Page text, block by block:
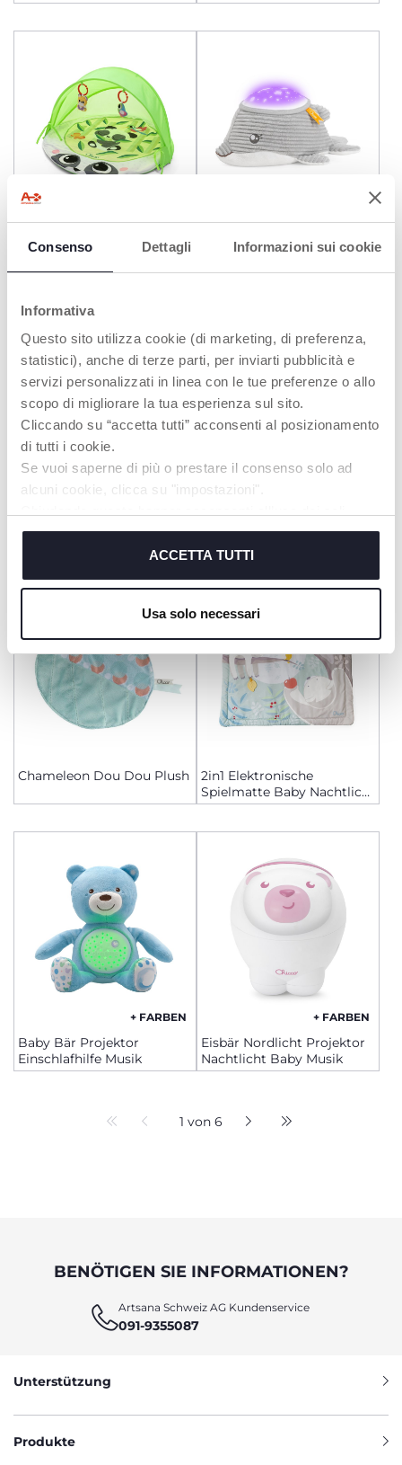
Consenso Dettagli Informazioni sui cookie
Informativa
Questo sito utilizza cookie (di marketing, di preferenza,
statistici), anche di terze parti, per inviarti pubblicità e
servizi personalizzati in linea con le tue preferenze o allo
scopo di migliorare la tua esperienza sul sito.
Cliccando su “accetta tutti” acconsenti al posizionamento
di tutti i cookie.
Se vuoi saperne di più o prestare il consenso solo ad
alcuni cookie, clicca su "impostazioni".
cookie tecnici, indispensabili per fruire del servizio
ACCETTA TUTTI
Usa solo necessari
Spielmatte mit Dach Baby
Delfin Gute Nacht
Einschlafhilfe
+ FARBEN
Chameleon Dou Dou Plush
2in1 Elektronische
Spielmatte Baby Nachtlicht
Musik
+ FARBEN
Baby Bär Projektor
Einschlafhilfe Musik
+ FARBEN
Eisbär Nordlicht Projektor
Nachtlicht Baby Musik
1 von 6
BENÖTIGEN SIE INFORMATIONEN?
Artsana Schweiz AG Kundenservice
091-9355087
Unterstützung
Produkte